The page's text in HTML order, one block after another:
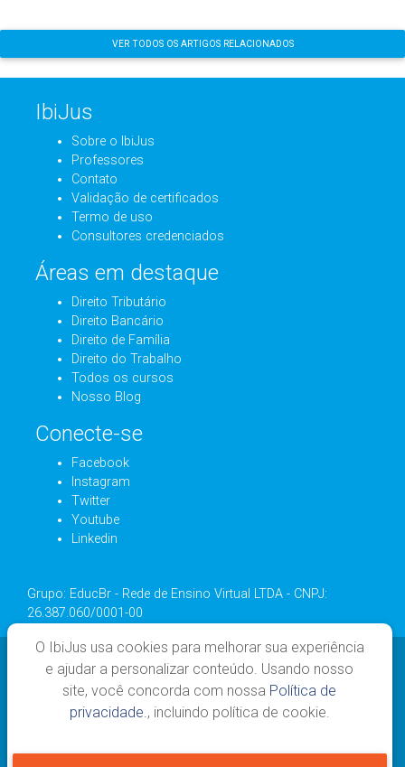
VER TODOS OS ARTIGOS RELACIONADOS
IbiJus
Sobre o IbiJus
Professores
Contato
Validação de certificados
Termo de uso
Consultores credenciados
Áreas em destaque
Direito Tributário
Direito Bancário
Direito de Família
Direito do Trabalho
Todos os cursos
Nosso Blog
Conecte-se
Facebook
Instagram
Twitter
Youtube
Linkedin
Grupo: EducBr - Rede de Ensino Virtual LTDA - CNPJ:
26.387.060/0001-00
O IbiJus usa cookies para melhorar sua experiência
e ajudar a personalizar conteúdo. Usando nosso
site, você concorda com nossa Política de
privacidade., incluindo política de cookie.